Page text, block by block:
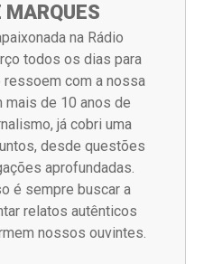
MARQUES
na Rádio
todos os dias para
com a nossa
mais de 10 anos de
já cobri uma
desde questões
aprofundadas.
é sempre buscar a
relatos autênticos
nossos ouvintes.